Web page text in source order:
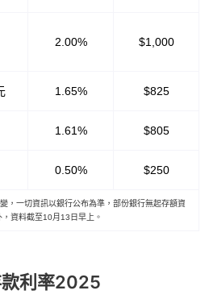
2.00% $1,000
1.65% $825
1.61% $805
0.50% $250
，一切資訊以銀行公布為準，部份銀行無起存額資
資料截至10月13日早上。
利率2025